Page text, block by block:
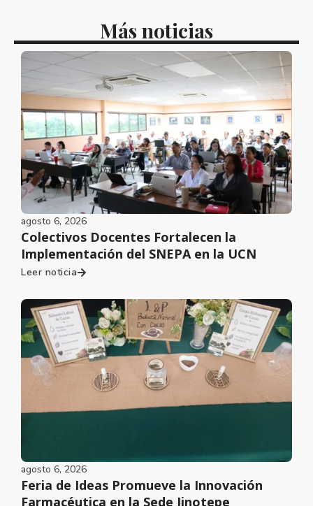
Más noticias
agosto 6, 2026
Colectivos Docentes Fortalecen la
Implementación del SNEPA en la UCN
Leer noticia
agosto 6, 2026
Feria de Ideas Promueve la Innovación
Farmacéutica en la Sede Jinotepe